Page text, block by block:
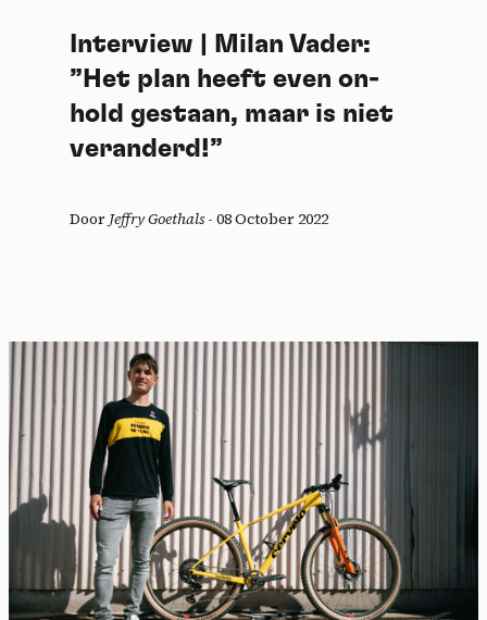
Interview | Milan Vader:
”Het plan heeft even on-
hold gestaan, maar is niet
veranderd!”
Door Jeffry Goethals- 08 October 2022